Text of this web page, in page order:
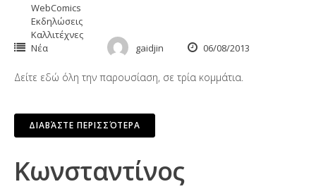
WebComics
Εκδηλώσεις
Καλλιτέχνες
Νέα
gaidjin 06/08/2013
Δείτε εδώ όλη την παρουσίαση, σε τρία κομμάτια.
ΔΙΑΒΆΣΤΕ ΠΕΡΙΣΣΌΤΕΡΑ
Κωνσταντίνος